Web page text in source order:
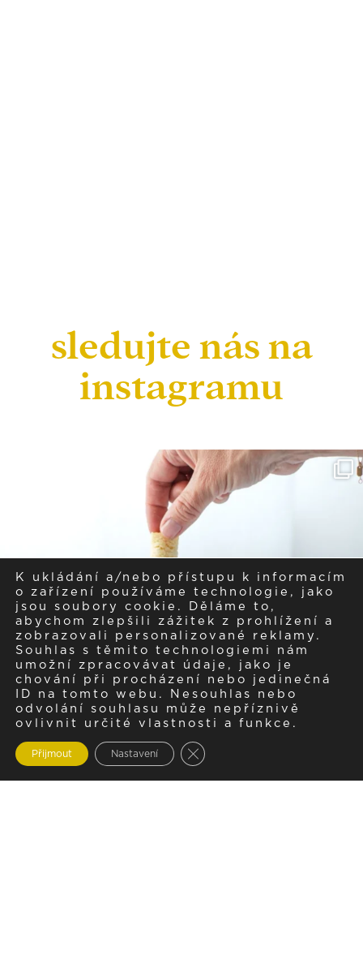
sledujte nás na
instagramu
K ukládání a/nebo přístupu k informacím
o zařízení používáme technologie, jako
jsou soubory cookie. Děláme to,
abychom zlepšili zážitek z prohlížení a
zobrazovali personalizované reklamy.
Souhlas s těmito technologiemi nám
umožní zpracovávat údaje, jako je
chování při procházení nebo jedinečná
ID na tomto webu. Nesouhlas nebo
odvolání souhlasu může nepříznivě
ovlivnit určité vlastnosti a funkce.
Přijmout Nastavení Zavřít cookie lištu GDPR